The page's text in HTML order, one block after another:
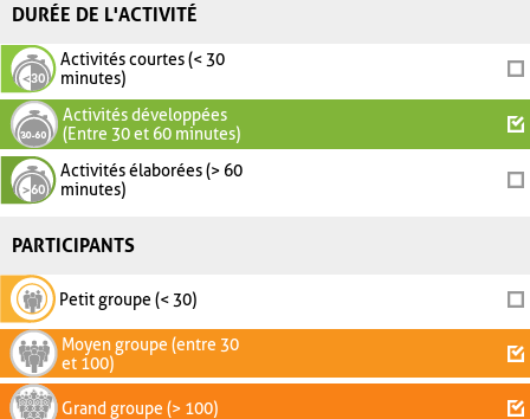
DURÉE DE L'ACTIVITÉ
Activités courtes (< 30
minutes)
Activités développées
(Entre 30 et 60 minutes)
Activités élaborées (> 60
minutes)
PARTICIPANTS
Petit groupe (< 30)
Moyen groupe (entre 30
et 100)
Grand groupe (> 100)